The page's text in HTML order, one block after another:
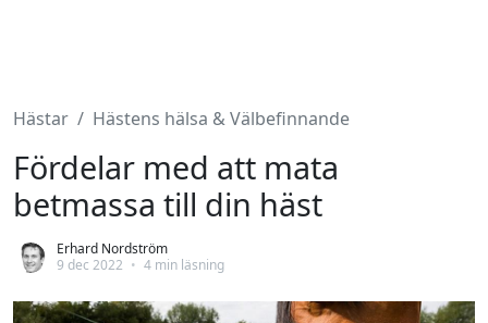
Hästar Hästens hälsa & Välbefinnande
Fördelar med att mata
betmassa till din häst
Erhard Nordström
9 dec 2022 • 4 min läsning